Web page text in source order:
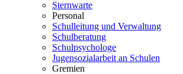
Sternwarte
Personal
Schulleitung und Verwaltung
Schulberatung
Schulpsychologe
Jugensozialarbeit an Schulen
Gremien